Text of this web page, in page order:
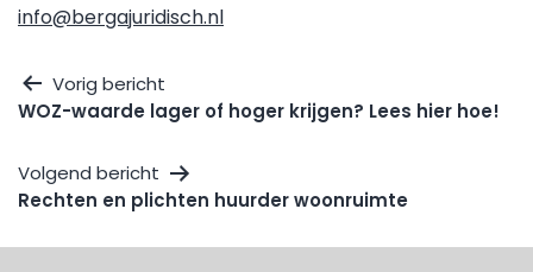
info@bergajuridisch.nl
Vorig bericht
WOZ-waarde lager of hoger krijgen? Lees hier hoe!
Volgend bericht
Rechten en plichten huurder woonruimte